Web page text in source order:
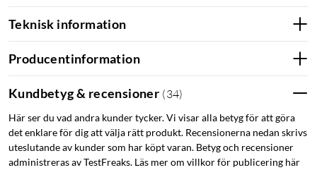
Teknisk information
Producentinformation
Kundbetyg & recensioner (34)
Här ser du vad andra kunder tycker. Vi visar alla betyg för att göra
det enklare för dig att välja rätt produkt. Recensionerna nedan skrivs
uteslutande av kunder som har köpt varan. Betyg och recensioner
administreras av TestFreaks. Läs mer om villkor för publicering här